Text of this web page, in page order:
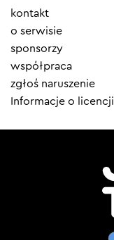
Element
menu
kontakt
o serwisie
sponsorzy
współpraca
zgłoś naruszenie
Informacje o licencji